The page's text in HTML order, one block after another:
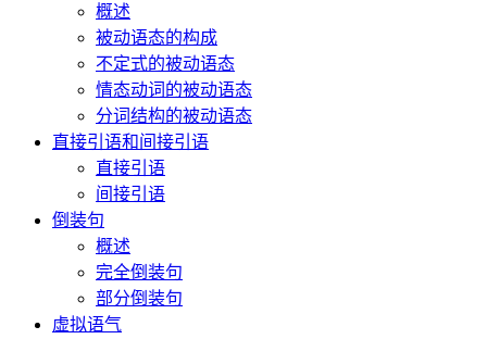
概述
被动语态的构成
不定式的被动语态
情态动词的被动语态
分词结构的被动语态
直接引语和间接引语
直接引语
间接引语
倒装句
概述
完全倒装句
部分倒装句
虚拟语气